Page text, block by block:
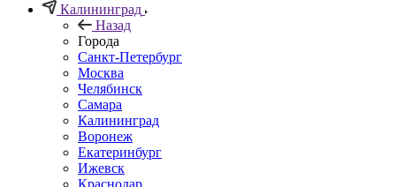
Калининград
Назад
Города
Санкт-Петербург
Москва
Челябинск
Самара
Калининград
Воронеж
Екатеринбург
Ижевск
Краснодар